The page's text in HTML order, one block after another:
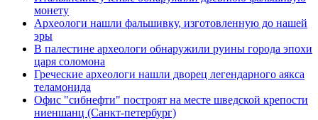
монету
Археологи нашли фальшивку, изготовленную до нашей
эры
В палестине археологи обнаружили руины города эпохи
царя соломона
Греческие археологи нашли дворец легендарного аякса
теламонида
Офис "сибнефти" построят на месте шведской крепости
ниеншанц (Санкт-петербург)